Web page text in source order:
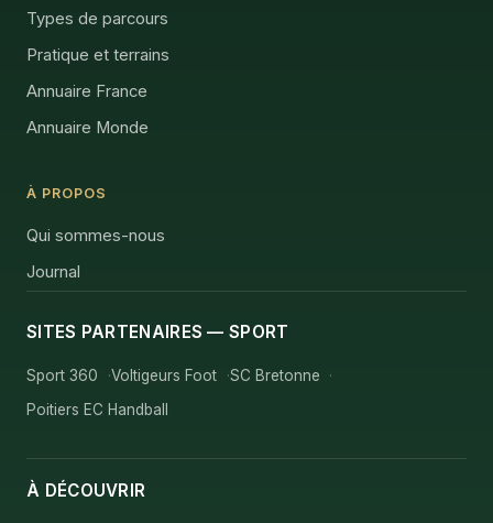
Types de parcours
Pratique et terrains
Annuaire France
Annuaire Monde
À PROPOS
Qui sommes-nous
Journal
SITES PARTENAIRES — SPORT
Sport 360 Voltigeurs Foot
SC Bretonne
Poitiers EC Handball
À DÉCOUVRIR